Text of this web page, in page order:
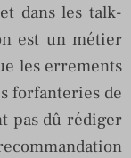
dans les talk-
est un métier
les errements
forfanteries de
pas dû rédiger